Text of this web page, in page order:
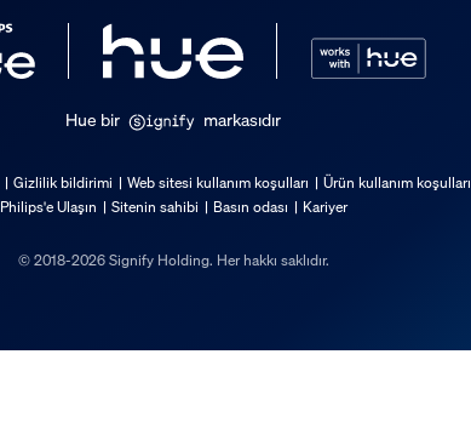
Hue bir markasıdır
Gizlilik bildirimi Web sitesi kullanım koşulları Ürün kullanım koşulları
Philips'e Ulaşın
Sitenin sahibi Basın odası Kariyer
© 2018-2026 Signify Holding. Her hakkı saklıdır.